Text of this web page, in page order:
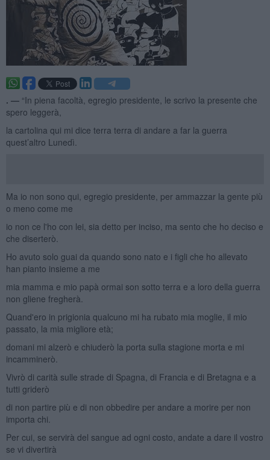
. — “In piena facoltà, egregio presidente, le scrivo la presente che
spero leggerà,
la cartolina qui mi dice terra terra di andare a far la guerra
quest’altro Lunedì.
Ma io non sono qui, egregio presidente, per ammazzar la gente più
o meno come me
io non ce l'ho con lei, sia detto per inciso, ma sento che ho deciso e
che diserterò.
Ho avuto solo guai da quando sono nato e i figli che ho allevato
han pianto insieme a me
mia mamma e mio papà ormai son sotto terra e a loro della guerra
non gliene fregherà.
Quand'ero in prigionia qualcuno mi ha rubato mia moglie, il mio
passato, la mia migliore età;
domani mi alzerò e chiuderò la porta sulla stagione morta e mi
incamminerò.
Vivrò di carità sulle strade di Spagna, di Francia e di Bretagna e a
tutti griderò
di non partire più e di non obbedire per andare a morire per non
importa chi.
Per cui, se servirà del sangue ad ogni costo, andate a dare il vostro
se vi divertirà